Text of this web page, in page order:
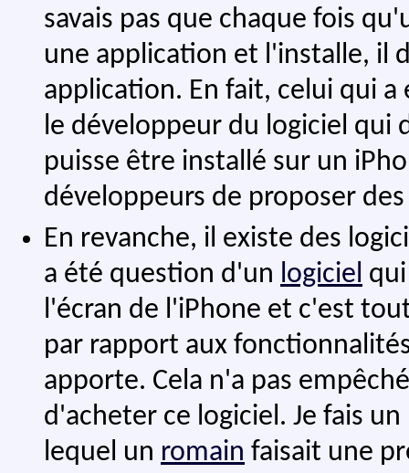
savais pas que chaque fois
une application et l'installe, il
application. En fait, celui qui
le développeur du logiciel qui
puisse être installé sur un
développeurs de proposer
En revanche, il existe des
a été question d'un logiciel
l'écran de l'iPhone et c'est
par rapport aux
apporte. Cela n'a pas
d'acheter ce logiciel. Je fais
lequel un romain faisait une